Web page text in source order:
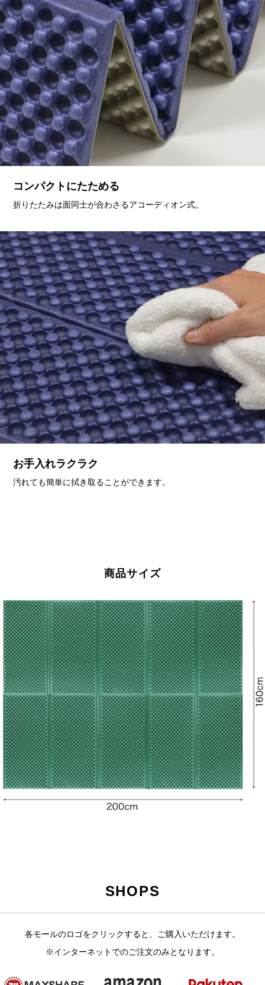
コンパクトにたためる
折りたたみは面同士が合わさるアコーディオン式。
お手入れラクラク
汚れても簡単に拭き取ることができます。
商品サイズ
SHOPS
各モールのロゴをクリックすると、ご購入いただけます。
※インターネットでのご注文のみとなります。